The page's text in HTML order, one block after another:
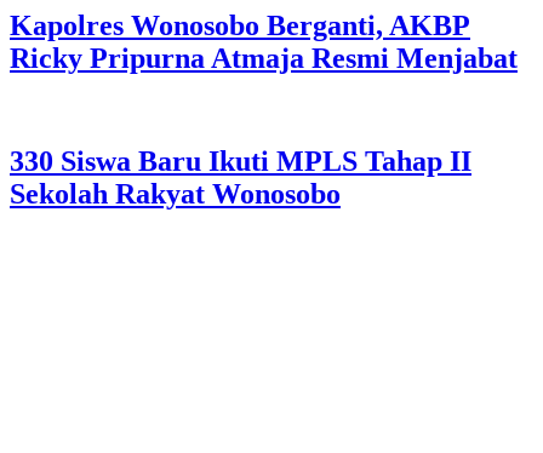
Kapolres Wonosobo Berganti, AKBP
Ricky Pripurna Atmaja Resmi Menjabat
330 Siswa Baru Ikuti MPLS Tahap II
Sekolah Rakyat Wonosobo